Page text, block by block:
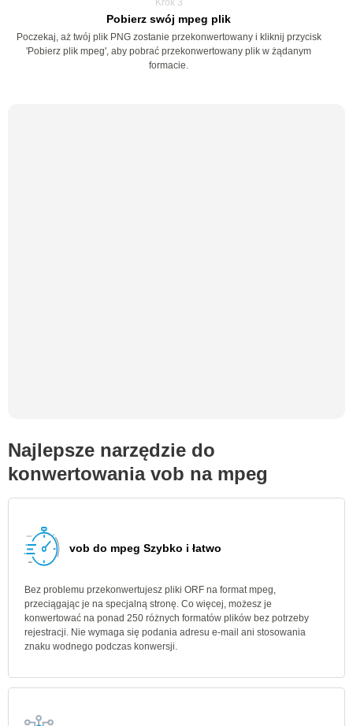
Krok 3
Pobierz swój mpeg plik
Poczekaj, aż twój plik PNG zostanie przekonwertowany i kliknij przycisk
'Pobierz plik mpeg', aby pobrać przekonwertowany plik w żądanym
formacie.
Najlepsze narzędzie do
konwertowania vob na mpeg
vob do mpeg Szybko i łatwo
Bez problemu przekonwertujesz pliki ORF na format mpeg,
przeciągając je na specjalną stronę. Co więcej, możesz je
konwertować na ponad 250 różnych formatów plików bez potrzeby
rejestracji. Nie wymaga się podania adresu e-mail ani stosowania
znaku wodnego podczas konwersji.